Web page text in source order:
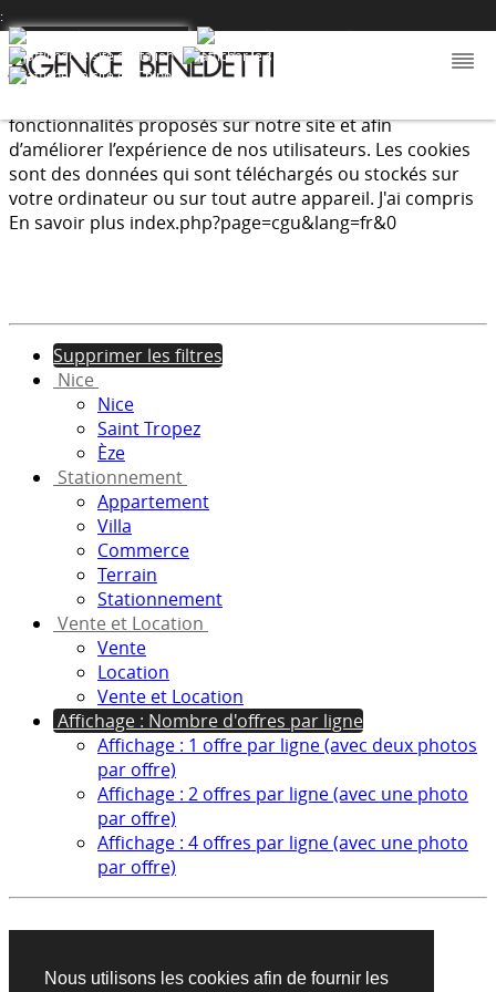
Nous utilisons les cookies afin de fournir les
fonctionnalités proposés sur notre site et afin
d’améliorer l’expérience de nos utilisateurs. Les cookies
sont des données qui sont téléchargés ou stockés sur
votre ordinateur ou sur tout autre appareil. J'ai compris
En savoir plus index.php?page=cgu&lang=fr&0
:
Supprimer les filtres
Nice
Nice
Saint Tropez
Èze
Stationnement
Appartement
Villa
Commerce
Terrain
Stationnement
Vente et Location
Vente
Location
Vente et Location
Affichage : Nombre d'offres par ligne
Affichage : 1 offre par ligne (avec deux photos
par offre)
Affichage : 2 offres par ligne (avec une photo
par offre)
Affichage : 4 offres par ligne (avec une photo
par offre)